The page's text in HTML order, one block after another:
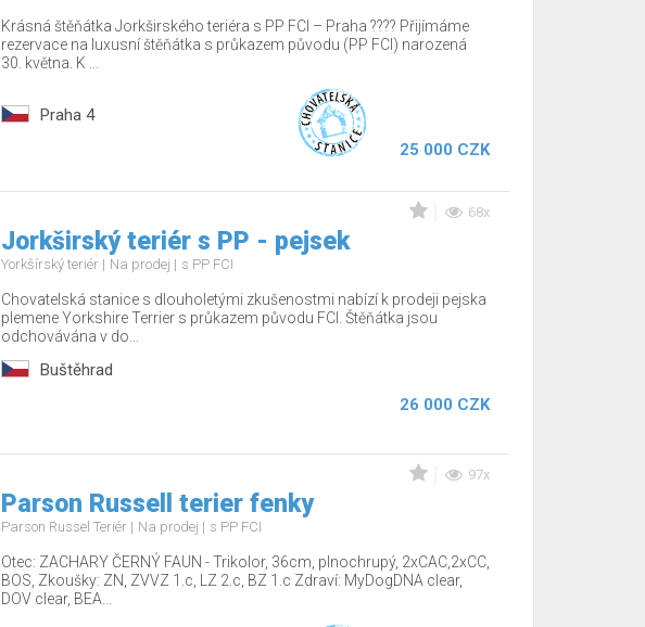
Krásná štěňátka Jorkširského teriéra s PP FCI – Praha ???? Přijímáme
rezervace na luxusní štěňátka s průkazem původu (PP FCI) narozená
30. května. K ...
Praha 4
25 000 CZK
68x
Jorkširský teriér s PP - pejsek
Yorkšírský teriér Na prodej s PP FCI
Chovatelská stanice s dlouholetými zkušenostmi nabízí k prodeji pejska
plemene Yorkshire Terrier s průkazem původu FCI. Štěňátka jsou
odchovávána v do...
Buštěhrad
26 000 CZK
97x
Parson Russell terier fenky
Parson Russel Teriér Na prodej s PP FCI
Otec: ZACHARY ČERNÝ FAUN - Trikolor, 36cm, plnochrupý, 2xCAC,2xCC,
BOS, Zkoušky: ZN, ZVVZ 1.c, LZ 2.c, BZ 1.c Zdraví: MyDogDNA clear,
DOV clear, BEA...